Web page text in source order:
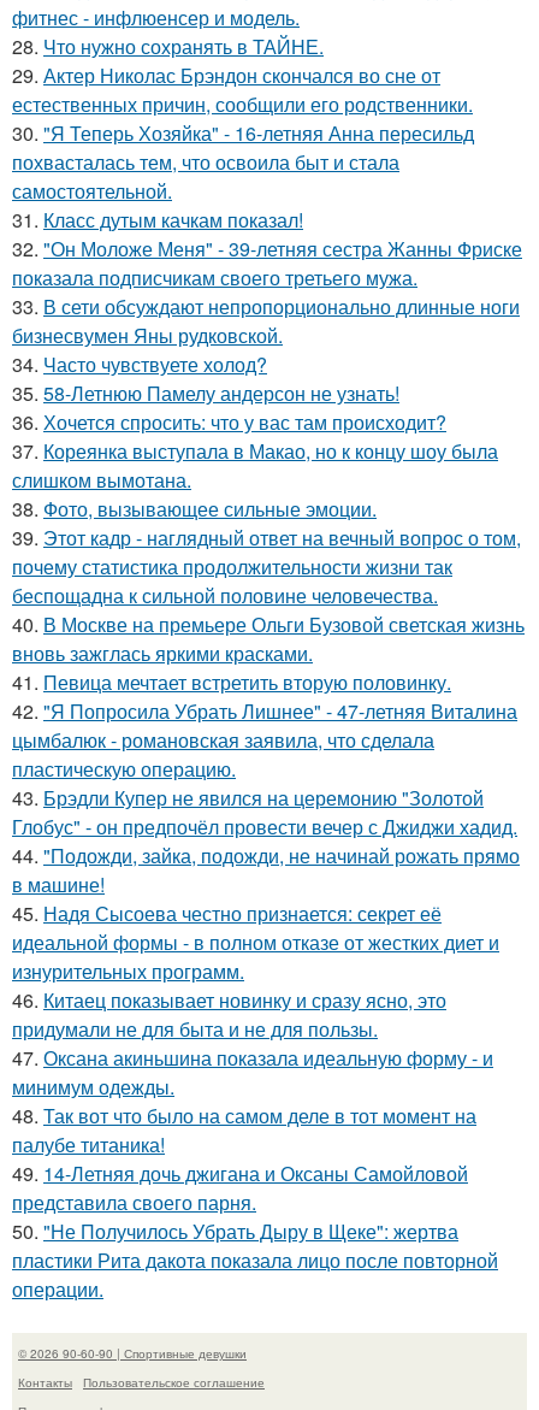
фитнес - инфлюенсер и модель.
28. Что нужно сохранять в ТАЙНЕ.
29. Актер Николас Брэндон скончался во сне от
естественных причин, сообщили его родственники.
30. "Я Теперь Хозяйка" - 16-летняя Анна пересильд
похвасталась тем, что освоила быт и стала
самостоятельной.
31. Класс дутым качкам показал!
32. "Он Моложе Меня" - 39-летняя сестра Жанны Фриске
показала подписчикам своего третьего мужа.
33. В сети обсуждают непропорционально длинные ноги
бизнесвумен Яны рудковской.
34. Часто чувствуете холод?
35. 58-Летнюю Памелу андерсон не узнать!
36. Хочется спросить: что у вас там происходит?
37. Кореянка выступала в Макао, но к концу шоу была
слишком вымотана.
38. Фото, вызывающее сильные эмоции.
39. Этот кадр - наглядный ответ на вечный вопрос о том,
почему статистика продолжительности жизни так
беспощадна к сильной половине человечества.
40. В Москве на премьере Ольги Бузовой светская жизнь
вновь зажглась яркими красками.
41. Певица мечтает встретить вторую половинку.
42. "Я Попросила Убрать Лишнее" - 47-летняя Виталина
цымбалюк - романовская заявила, что сделала
пластическую операцию.
43. Брэдли Купер не явился на церемонию "Золотой
Глобус" - он предпочёл провести вечер с Джиджи хадид.
44. "Подожди, зайка, подожди, не начинай рожать прямо
в машине!
45. Надя Сысоева честно признается: секрет её
идеальной формы - в полном отказе от жестких диет и
изнурительных программ.
46. Китаец показывает новинку и сразу ясно, это
придумали не для быта и не для пользы.
47. Оксана акиньшина показала идеальную форму - и
минимум одежды.
48. Так вот что было на самом деле в тот момент на
палубе титаника!
49. 14-Летняя дочь джигана и Оксаны Самойловой
представила своего парня.
50. "Не Получилось Убрать Дыру в Щеке": жертва
пластики Рита дакота показала лицо после повторной
операции.
© 2026 90-60-90 | Спортивные девушки
Контакты
Пользовательское соглашение